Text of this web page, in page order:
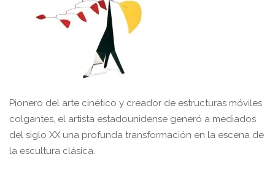
Pionero del arte cinético y creador de estructuras móviles
colgantes, el artista estadounidense generó a mediados
del siglo XX una profunda transformación en la escena de
la escultura clásica.